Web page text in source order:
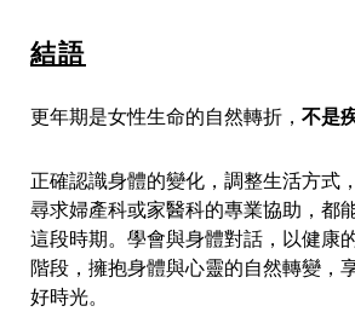
結語
更年期是女性生命的自然轉折， 不是
正確認識身體的變化，調整生活方式
尋求婦產科或家醫科的專業協助，都
這段時期。學會與身體對話，以健康
階段，擁抱身體與心靈的自然轉變，
好時光。